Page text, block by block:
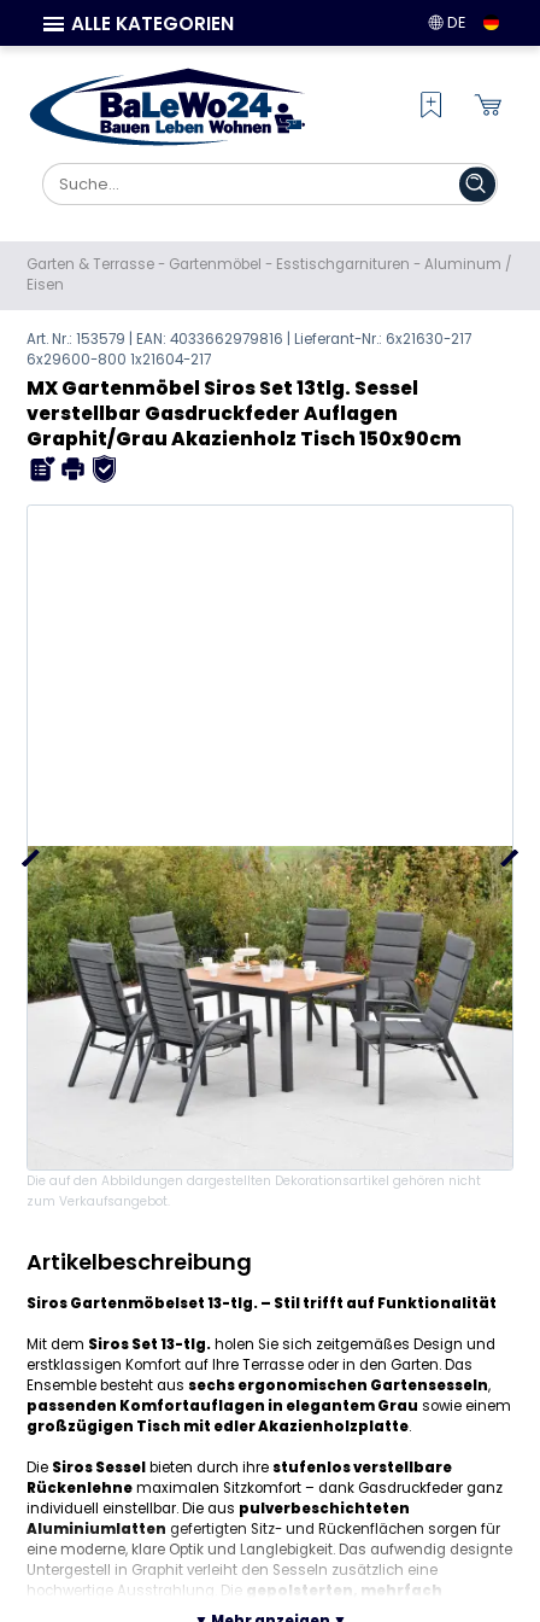
ALLE KATEGORIEN DE
Garten & Terrasse- Gartenmöbel - Esstischgarnituren -Aluminum /
Eisen
Art. Nr.: 153579 | EAN:4033662979816 | Lieferant-Nr.: 6x21630-217
6x29600-800 1x21604-217
MX Gartenmöbel Siros Set 13tlg. Sessel
verstellbar Gasdruckfeder Auflagen
Graphit/Grau Akazienholz Tisch 150x90cm
Die auf den Abbildungen dargestellten Dekorationsartikel gehören nicht
zum Verkaufsangebot.
Artikelbeschreibung
Siros Gartenmöbelset 13-tlg. – Stil trifft auf Funktionalität
Mit dem Siros Set 13-tlg.holen Sie sich zeitgemäßes Design und
erstklassigen Komfort auf Ihre Terrasse oder in den Garten. Das
Ensemble besteht aussechs ergonomischen Gartensesseln,
passenden Komfortauflagen in elegantem Grau sowie einem
großzügigen Tisch mit edler Akazienholzplatte.
Die Siros Sesselbieten durch ihrestufenlos verstellbare
Rückenlehnemaximalen Sitzkomfort – dank Gasdruckfeder ganz
individuell einstellbar. Die aus pulverbeschichteten
Aluminiumlatten gefertigten Sitz- und Rückenflächen sorgen für
eine moderne, klare Optik und Langlebigkeit. Das aufwendig designte
Untergestell in Graphit verleiht den Sesseln zusätzlich eine
hochwertige Ausstrahlung. Die gepolsterten, mehrfach
abgesteppten Auflagenin uni Grau bieten nicht nur ein